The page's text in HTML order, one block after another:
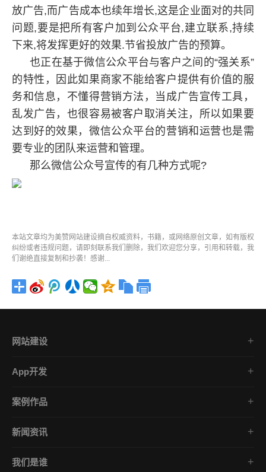
放广告,而广告成本也续年增长,这是企业面对的共同
问题,要是把所有客户加到公众平台,建立联系,持续
下来,将发挥更好的效果.节省投放广告的预算。
也正在基于微信公众平台与客户之间的“强关系”
的特性，因此如果商家不能给客户提供有价值的服
务和信息，不懂得营销方法，当成广告宣传工具，
乱发广告，也很容易被客户取消关注，所以如果要
达到好的效果，微信公众平台的营销和运营也是需
要专业的团队来运营和管理。
那么微信公众号宣传的有几种方式呢?
本站文章均为美赞网站建设摘自权威资料，书籍，或网络原创文章，如有版权
纠纷或者违规问题，请即刻联系我们删除，我们欢迎您分享，引用和转载，我
们谢绝直接复制和抄袭！感谢...
网站建设
集团企业官网
营销网站设计
商城网站定制
App开发
电商App开发
金融App开发
社交App开发
案例作品
直播案例展示
小程序案例精选
新闻资讯
学习课堂
我们是谁